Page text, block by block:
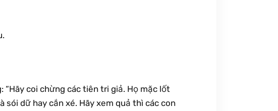
“Hãy coi chừng các tiên tri giả. Họ mặc lốt
sói dữ hay cắn xé. Hãy xem quả thì các con